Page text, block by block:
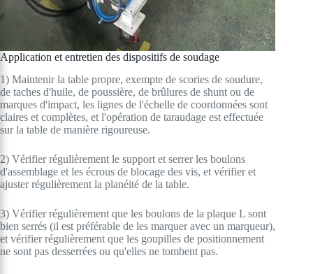
Application et entretien des dispositifs de soudage
1) Maintenir la table propre, exempte de scories de soudure,
de taches d'huile, de poussière, de brûlures de shunt ou de
marques d'impact, les lignes de l'échelle de coordonnées sont
claires et complètes, et l'opération de taraudage est effectuée
sur la table de manière rigoureuse.
2) Vérifier régulièrement le support et serrer les boulons
d'assemblage et les écrous de blocage des vis, et vérifier et
ajuster régulièrement la planéité de la table.
3) Vérifier régulièrement que les boulons de la plaque L sont
bien serrés (il est préférable de les marquer avec un marqueur),
et vérifier régulièrement que les goupilles de positionnement
ne sont pas desserrées ou qu'elles ne tombent pas.